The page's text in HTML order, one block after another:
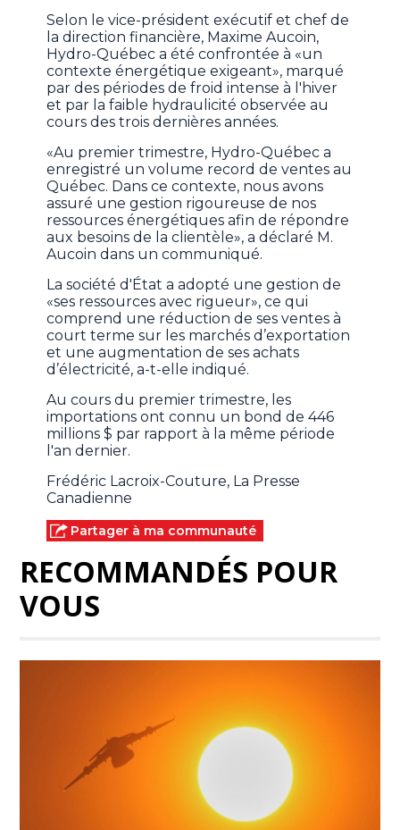
Selon le vice-président exécutif et chef de
la direction financière, Maxime Aucoin,
Hydro-Québec a été confrontée à «un
contexte énergétique exigeant», marqué
par des périodes de froid intense à l'hiver
et par la faible hydraulicité observée au
cours des trois dernières années.
«Au premier trimestre, Hydro-Québec a
enregistré un volume record de ventes au
Québec. Dans ce contexte, nous avons
assuré une gestion rigoureuse de nos
ressources énergétiques afin de répondre
aux besoins de la clientèle», a déclaré M.
Aucoin dans un communiqué.
La société d'État a adopté une gestion de
«ses ressources avec rigueur», ce qui
comprend une réduction de ses ventes à
court terme sur les marchés d’exportation
et une augmentation de ses achats
d’électricité, a-t-elle indiqué.
Au cours du premier trimestre, les
importations ont connu un bond de 446
millions $ par rapport à la même période
l'an dernier.
Frédéric Lacroix-Couture, La Presse
Canadienne
Partager à ma communauté
RECOMMANDÉS POUR
VOUS